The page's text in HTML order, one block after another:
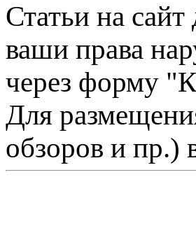
Статьи на
ваши права
через форму
Для
обзоров и пр.)